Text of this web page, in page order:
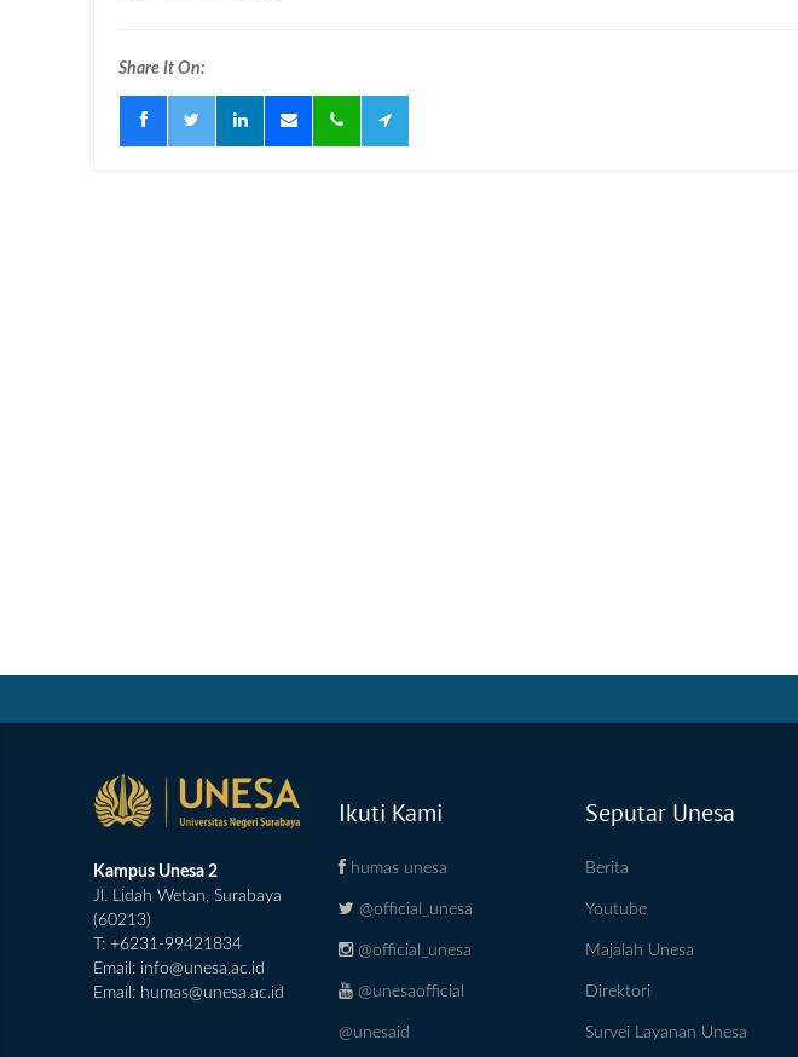
Share It On:
Kampus Unesa 2
Jl. Lidah Wetan, Surabaya
(60213)
T: +6231-99421834
Email: info@unesa.ac.id
Email: humas@unesa.ac.id
Ikuti Kami
humas unesa
@official_unesa
@official_unesa
@unesaofficial
@unesaid
Seputar Unesa
Berita
Youtube
Majalah Unesa
Direktori
Survei Layanan Unesa